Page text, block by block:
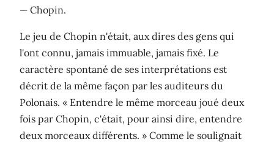
— Chopin.
Le jeu de Chopin n'était, aux dires des gens qui
l'ont connu, jamais immuable, jamais fixé. Le
caractère spontané de ses interprétations est
décrit de la même façon par les auditeurs du
Polonais. « Entendre le même morceau joué deux
fois par Chopin, c'était, pour ainsi dire, entendre
deux morceaux différents. » Comme le soulignait